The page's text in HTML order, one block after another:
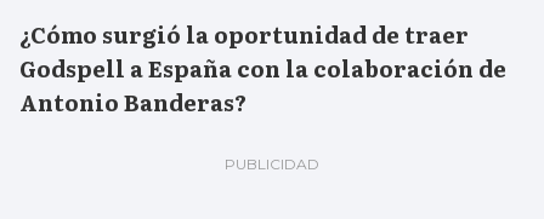
¿Cómo surgió la oportunidad de traer
Godspell a España con la colaboración de
Antonio Banderas?